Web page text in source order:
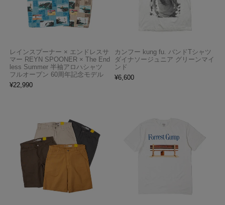
レインスプーナー × エンドレスサ
マー REYN SPOONER × The End
less Summer 半袖アロハシャツ
フルオープン 60周年記念モデル
¥22,990
カンフー kung fu. バンドTシャツ
ダイナソージュニア グリーンマイ
ンド
¥6,600